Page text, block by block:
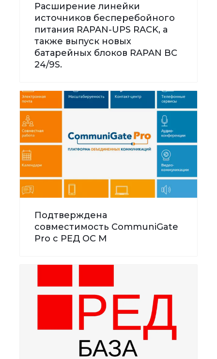
Расширение линейки
источников бесперебойного
питания RAPAN-UPS RACK, а
также выпуск новых
батарейных блоков RAPAN BC
24/9S.
Подтверждена
совместимость CommuniGate
Pro с РЕД ОС М